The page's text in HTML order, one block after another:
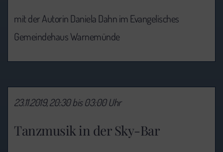
mit der Autorin Daniela Dahn im Evangelisches
Gemeindehaus Warnemünde
Tanzmusik in der Sky-Bar
23.11.2019, 20:30 bis 03:00 Uhr